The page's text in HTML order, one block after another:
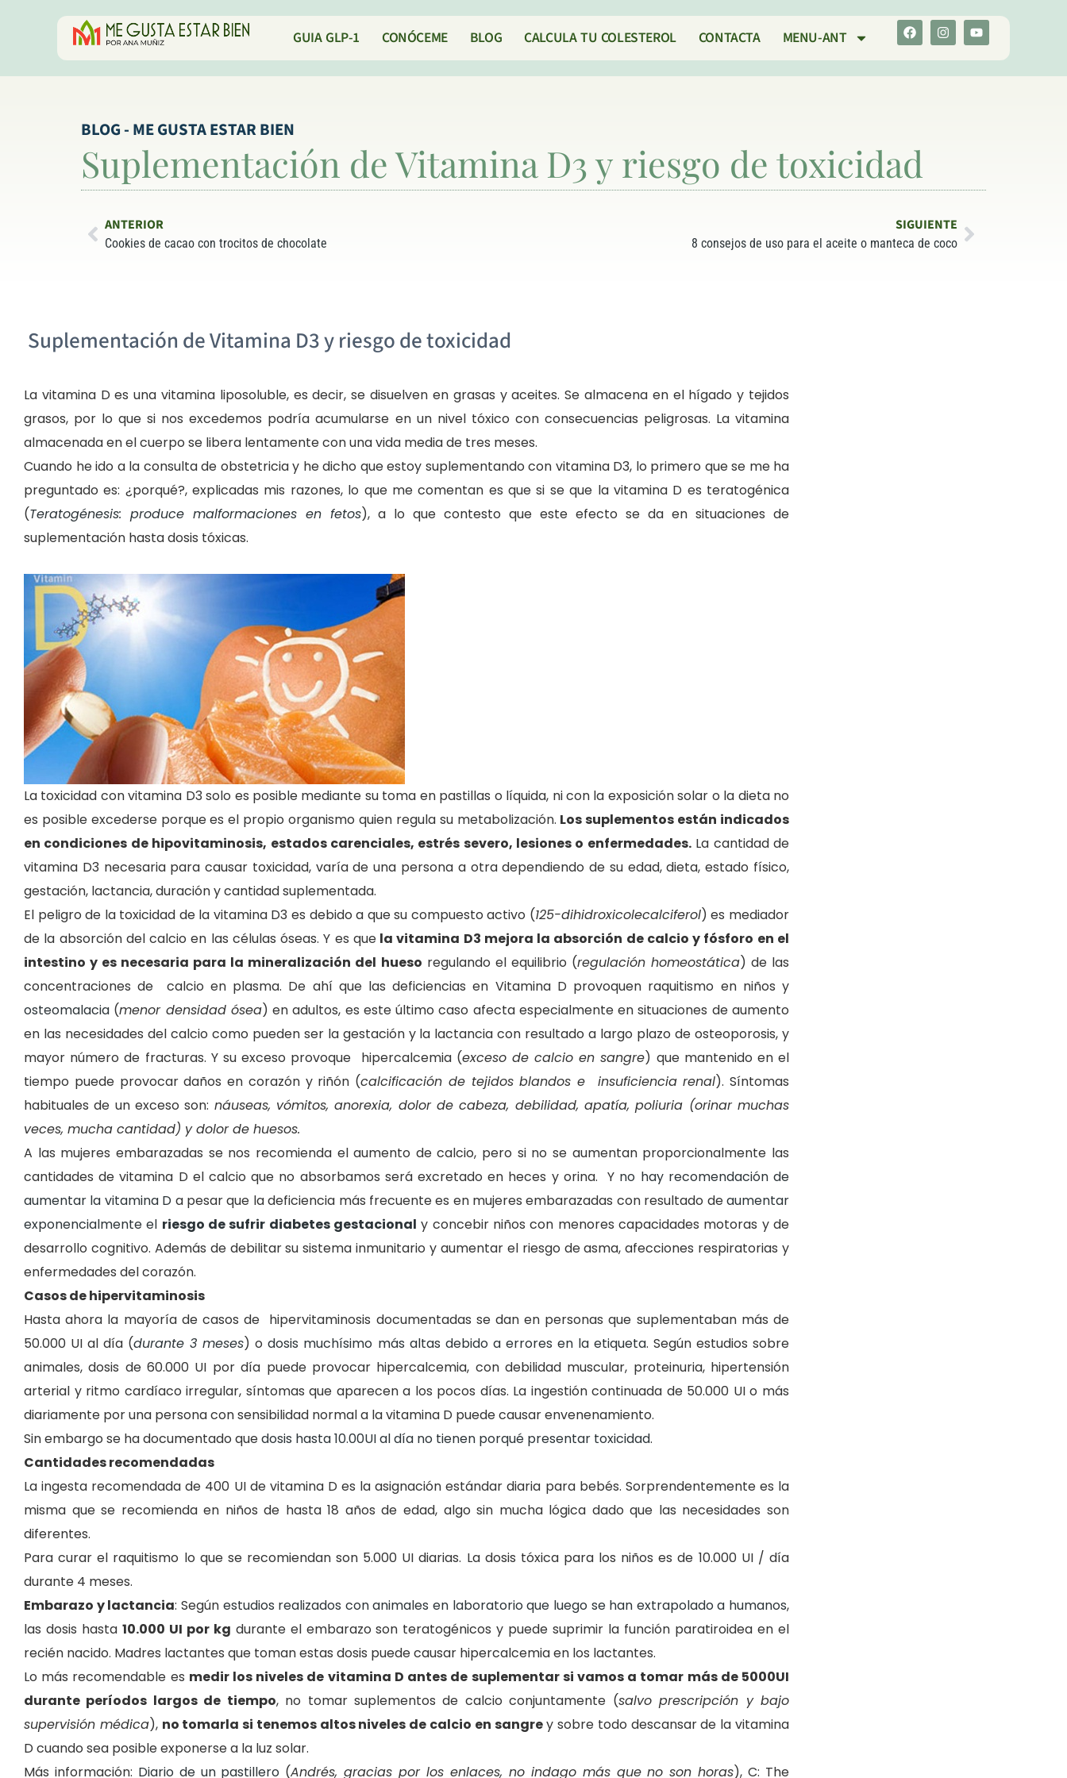
GUIA GLP-1 CONÓCEME BLOG CALCULA TU COLESTEROL CONTACTA MENU-ANT
BLOG - ME GUSTA ESTAR BIEN
Suplementación de Vitamina D3 y riesgo de toxicidad
ANTERIOR
Cookies de cacao con trocitos de chocolate
SIGUIENTE
8 consejos de uso para el aceite o manteca de coco
Suplementación de Vitamina D3 y riesgo de toxicidad
La vitamina D es una vitamina liposoluble, es decir, se disuelven en grasas y aceites. Se almacena en el hígado y tejidos
grasos, por lo que si nos excedemos podría acumularse en un nivel tóxico con consecuencias peligrosas. La vitamina
almacenada en el cuerpo se libera lentamente con una vida media de tres meses.
Cuando he ido a la consulta de obstetricia y he dicho que estoy suplementando con vitamina D3, lo primero que se me ha
preguntado es: ¿porqué?, explicadas mis razones, lo que me comentan es que si se que la vitamina D es teratogénica
(Teratogénesis: produce malformaciones en fetos), a lo que contesto que este efecto se da en situaciones de
suplementación hasta dosis tóxicas.
La toxicidad con vitamina D3 solo es posible mediante su toma en pastillas o líquida, ni con la exposición solar o la dieta no
es posible excederse porque es el propio organismo quien regula su metabolización. Los suplementos están indicados
en condiciones de hipovitaminosis, estados carenciales, estrés severo, lesiones o enfermedades.La cantidad de
vitamina D3 necesaria para causar toxicidad, varía de una persona a otra dependiendo de su edad, dieta, estado físico,
gestación, lactancia, duración y cantidad suplementada.
El peligro de la toxicidad de la vitamina D3 es debido a que su compuesto activo (125-dihidroxicolecalciferol) es mediador
de la absorción del calcio en las células óseas. Y es quela vitamina D3 mejora la absorción de calcio y fósforo en el
intestino y es necesaria para la mineralización del hueso regulando el equilibrio (regulación homeostática) de las
concentraciones de calcio en plasma. De ahí que las deficiencias en Vitamina D provoquen raquitismo en niños y
osteomalacia (menor densidad ósea) en adultos, es este último caso afecta especialmente en situaciones de aumento
en las necesidades del calcio como pueden ser la gestación y la lactancia con resultado a largo plazo de osteoporosis, y
mayor número de fracturas. Y su exceso provoque hipercalcemia (exceso de calcio en sangre) que mantenido en el
tiempo puede provocar daños en corazón y riñón (calcificación de tejidos blandos e insuficiencia renal). Síntomas
habituales de un exceso son: náuseas, vómitos, anorexia, dolor de cabeza, debilidad, apatía, poliuria (orinar muchas
veces, mucha cantidad) y dolor de huesos.
A las mujeres embarazadas se nos recomienda el aumento de calcio, pero si no se aumentan proporcionalmente las
cantidades de vitamina D el calcio que no absorbamos será excretado en heces y orina. Y no hay recomendación de
aumentar la vitamina D a pesar que la deficiencia más frecuente es en mujeres embarazadas con resultado deaumentar
exponencialmente el riesgo de sufrir diabetes gestacional y concebir niños con menores capacidades motoras y de
desarrollo cognitivo. Además de debilitar su sistema inmunitario y aumentar el riesgo de asma, afecciones respiratorias y
enfermedades del corazón.
Casos de hipervitaminosis
Hasta ahora la mayoría de casos de hipervitaminosis documentadas se dan en personas que suplementaban más de
50.000 UI al día (durante 3 meses) odosis muchísimo más altas debido a errores en la etiqueta. Según estudios sobre
animales, dosis de 60.000 UI por día puede provocar hipercalcemia, con debilidad muscular, proteinuria, hipertensión
arterial y ritmo cardíaco irregular, síntomas que aparecen a los pocos días. La ingestión continuada de 50.000 UI o más
diariamente por una persona con sensibilidad normal a la vitamina D puede causar envenenamiento.
Sin embargo se ha documentado quedosis hasta 10.00UI al día no tienen porqué presentar toxicidad.
Cantidades recomendadas
La ingesta recomendada de 400 UI de vitamina D es la asignación estándar diaria para bebés. Sorprendentemente es la
misma que se recomienda en niños de hasta 18 años de edad, algo sin mucha lógica dado que las necesidades son
diferentes.
Para curar el raquitismo lo que se recomiendan son 5.000 UI diarias. La dosis tóxica para los niños es de 10.000 UI / día
durante 4 meses.
Embarazo y lactancia: Según estudios realizados con animales en laboratorio que luego se han extrapolado a humanos,
las dosis hasta 10.000 UI por kg durante el embarazo son teratogénicos y puede suprimir la función paratiroidea en el
recién nacido. Madres lactantes que toman estas dosis puede causar hipercalcemia en los lactantes.
Lo más recomendable es medir los niveles de vitamina D antes de suplementar si vamos a tomar más de 5000UI
durante períodos largos de tiempo, no tomar suplementos de calcio conjuntamente (salvo prescripción y bajo
supervisión médica), no tomarla si tenemos altos niveles de calcio en sangrey sobre todo descansar de la vitamina
D cuando sea posible exponerse a la luz solar.
Más información: Diario de un pastillero (Andrés, gracias por los enlaces, no indago más que no son horas), C: The